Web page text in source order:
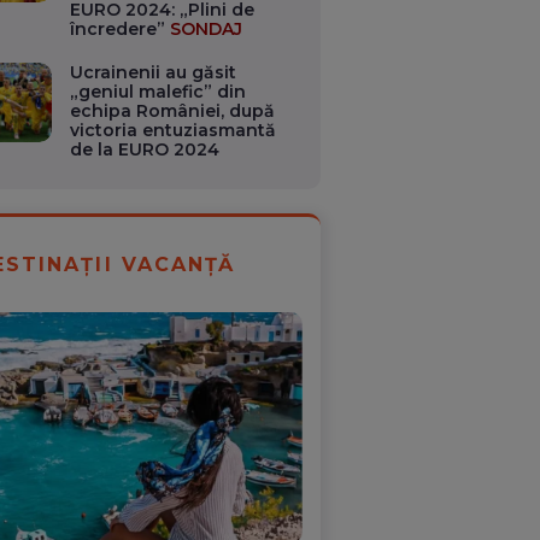
EURO 2024: „Plini de
încredere” SONDAJ
Ucrainenii au găsit
„geniul malefic” din
echipa României, după
victoria entuziasmantă
de la EURO 2024
VACANȚĂ